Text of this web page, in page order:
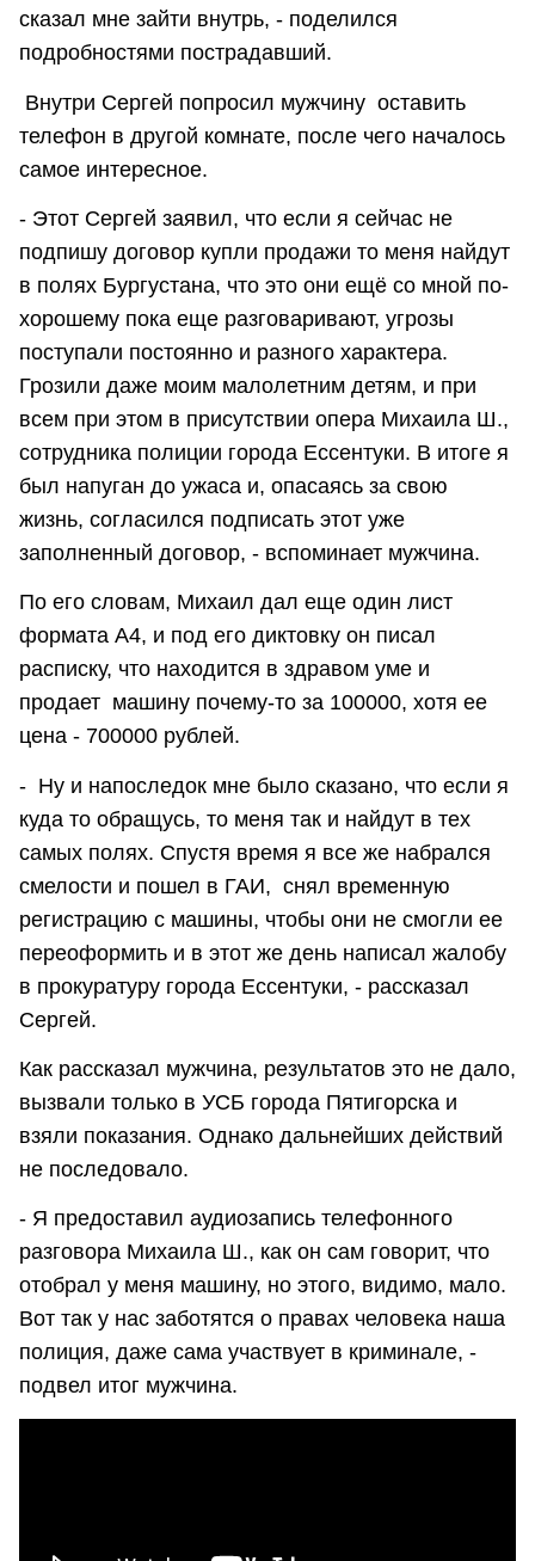
сказал мне зайти внутрь, - поделился
подробностями пострадавший.
Внутри Сергей попросил мужчину оставить
телефон в другой комнате, после чего началось
самое интересное.
- Этот Сергей заявил, что если я сейчас не
подпишу договор купли продажи то меня найдут
в полях Бургустана, что это они ещё со мной по-
хорошему пока еще разговаривают, угрозы
поступали постоянно и разного характера.
Грозили даже моим малолетним детям, и при
всем при этом в присутствии опера Михаила Ш.,
сотрудника полиции города Ессентуки. В итоге я
был напуган до ужаса и, опасаясь за свою
жизнь, согласился подписать этот уже
заполненный договор, - вспоминает мужчина.
По его словам, Михаил дал еще один лист
формата А4, и под его диктовку он писал
расписку, что находится в здравом уме и
продает машину почему-то за 100000, хотя ее
цена - 700000 рублей.
- Ну и напоследок мне было сказано, что если я
куда то обращусь, то меня так и найдут в тех
самых полях. Спустя время я все же набрался
смелости и пошел в ГАИ, снял временную
регистрацию с машины, чтобы они не смогли ее
переоформить и в этот же день написал жалобу
в прокуратуру города Ессентуки, - рассказал
Сергей.
Как рассказал мужчина, результатов это не дало,
вызвали только в УСБ города Пятигорска и
взяли показания. Однако дальнейших действий
не последовало.
- Я предоставил аудиозапись телефонного
разговора Михаила Ш., как он сам говорит, что
отобрал у меня машину, но этого, видимо, мало.
Вот так у нас заботятся о правах человека наша
полиция, даже сама участвует в криминале, -
подвел итог мужчина.